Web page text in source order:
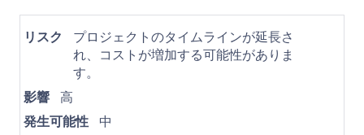
リスク
プロジェクトのタイムラインが延長さ
れ、コストが増加する可能性がありま
す。
影響 高
発生可能性
中